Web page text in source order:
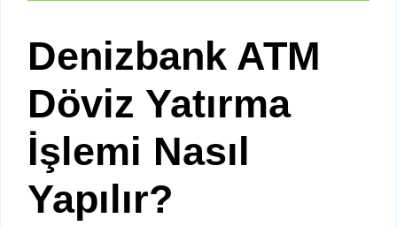
Denizbank ATM
Döviz Yatırma
İşlemi Nasıl
Yapılır?